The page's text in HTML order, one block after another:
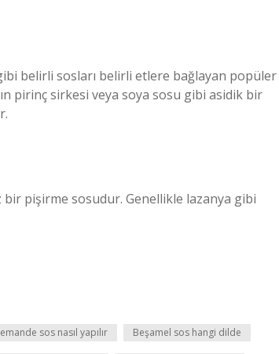
belirli sosları belirli etlere bağlayan popüler
pirinç sirkesi veya soya sosu gibi asidik bir
bir pişirme sosudur. Genellikle lazanya gibi
sos nasıl yapılır Beşamel sos hangi dilde